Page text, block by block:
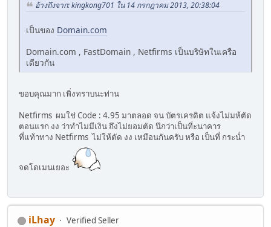
อ้างถึงจาก: kingkong701 ใน 14 กรกฎาคม 2013, 20:38:04
เป็นของ Domain.com
Domain.com , FastDomain , Netfirms เป็นบริษัทในเครือ
เดียวกัน
ขอบคุณมาก เพิ่งทราบนะท่าน
Netfirms ผมใช่ Code : 4.95 มาตลอด จน บัตรเครดิต แจ้งไม่มห้ตัด
ตอนแรก งง ว่าทำไมมีเงิน ถึงไม่ยอมตัด นึกว่าเป็นที่ะนาคาร
ที่แท้าทาง Netfirms ไม่ให้ตัด งง เหมือนกันครับ หรือ เป็นที่ กระน่ำ
จดโดเมนเยอะ
iLhay Verified Seller